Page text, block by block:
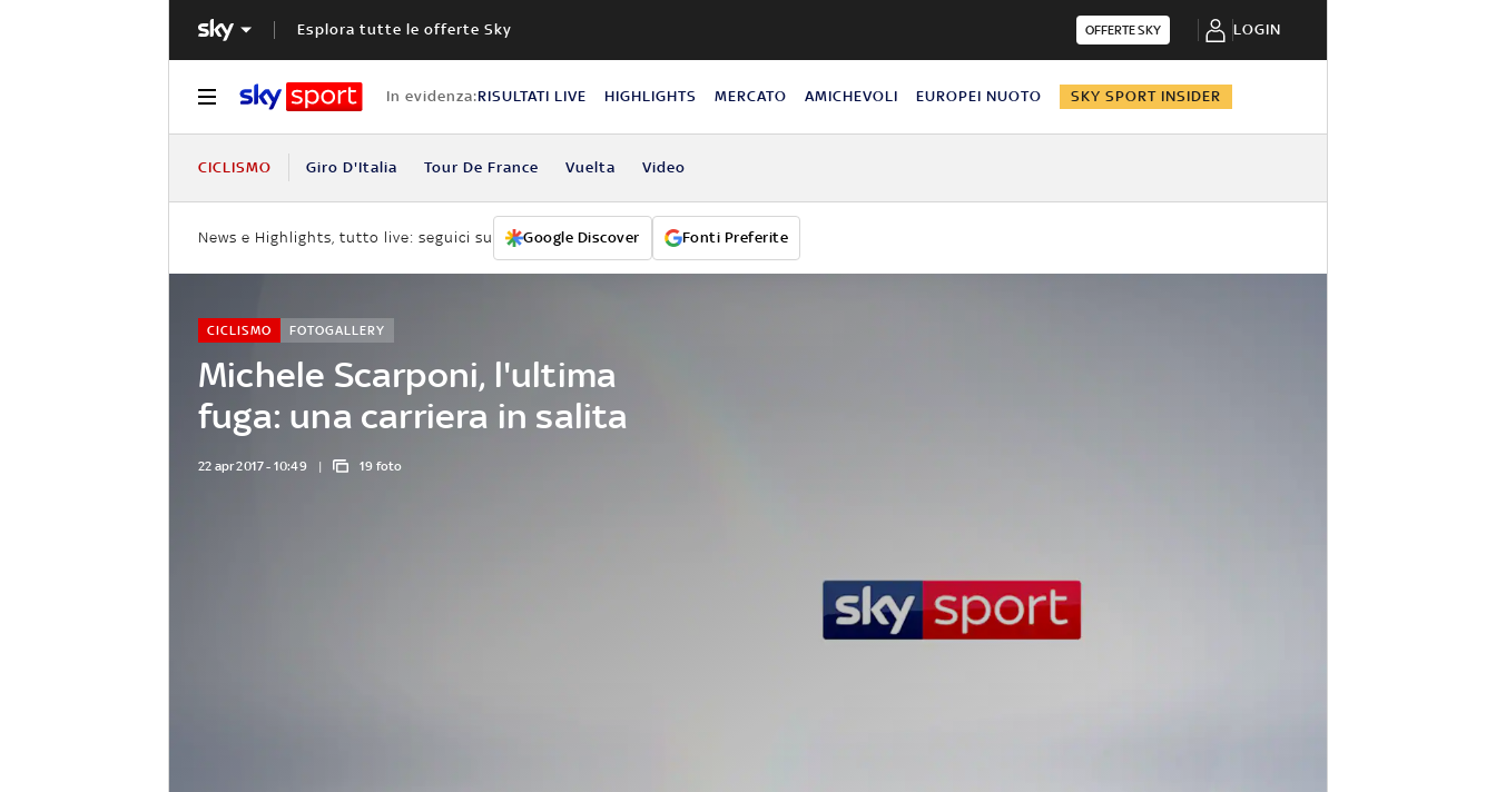
Esplora tutte le offerte Sky OFFERTE SKY LOGIN
In evidenza:RISULTATI LIVE HIGHLIGHTS MERCATO AMICHEVOLI EUROPEI NUOTO SKY SPORT INSIDER
CICLISMO Giro D'Italia Tour De France Vuelta Video
News e Highlights, tutto live: seguici su Google Discover Fonti Preferite
Michele Scarponi, l'ultima
fuga: una carriera in salita
CICLISMO FOTOGALLERY
22 apr 2017 - 10:49 19 foto